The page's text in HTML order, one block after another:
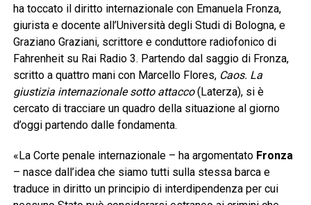
ha toccato il diritto internazionale con Emanuela Fronza,
giurista e docente all’Università degli Studi di Bologna, e
Graziano Graziani, scrittore e conduttore radiofonico di
Fahrenheit su Rai Radio 3. Partendo dal saggio di Fronza,
scritto a quattro mani con Marcello Flores, Caos. La
giustizia internazionale sotto attacco(Laterza), si è
cercato di tracciare un quadro della situazione al giorno
d’oggi partendo dalle fondamenta.
«La Corte penale internazionale – ha argomentato Fronza
– nasce dall’idea che siamo tutti sulla stessa barca e
traduce in diritto un principio di interdipendenza per cui